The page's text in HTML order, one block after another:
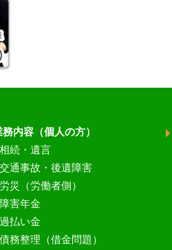
務内容（個人の方）
相続・遺言
交通事故・後遺障害
労災（労働者側）
障害年金
過払い金
債務整理（借金問題）